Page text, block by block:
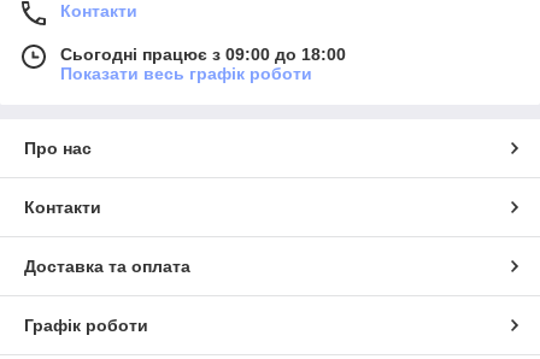
Контакти
Сьогодні працює з 09:00 до 18:00
Показати весь графік роботи
Про нас
Контакти
Доставка та оплата
Графік роботи